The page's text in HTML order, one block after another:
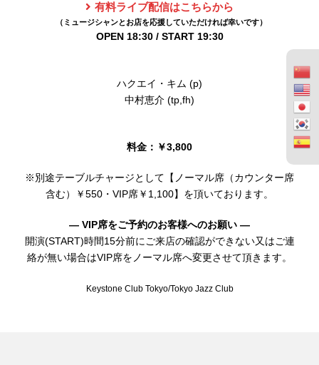
有料ライブ配信はこちらから
OPEN 18:30 / START 19:30
ハクエイ・キム (p)
中村恵介 (tp,fh)
料金：￥3,800
※別途テーブルチャージとして【ノーマル席（カウンター席
含む）￥550・VIP席￥1,100】を頂いております。
— VIP席をご予約のお客様へのお願い —
開演(START)時間15分前にご来店の確認ができない又はご連
絡が無い場合はVIP席をノーマル席へ変更させて頂きます。
Keystone Club Tokyo/Tokyo Jazz Club